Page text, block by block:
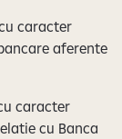
caracter
aferente
caracter
cu Banca